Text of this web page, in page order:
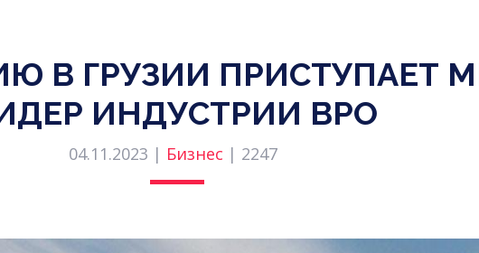
В ГРУЗИИ ПРИСТУПАЕТ
ИНДУСТРИИ BPO
04.11.2023 | Бизнес | 2247